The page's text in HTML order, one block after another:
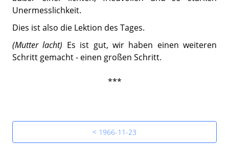
Unermesslichkeit.
Dies ist also die Lektion des Tages.
(Mutter lacht) Es ist gut, wir haben einen weiteren
Schritt gemacht - einen großen Schritt.
***
< 1966-11-23